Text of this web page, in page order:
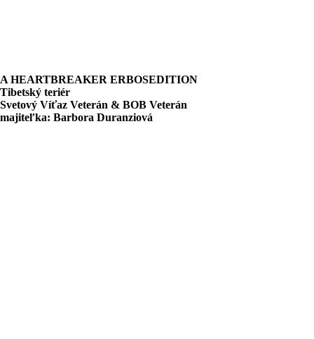
A HEARTBREAKER ERBOSEDITION
Tibetský teriér
Svetový Víťaz Veterán & BOB Veterán
majiteľka: Barbora Duranziová